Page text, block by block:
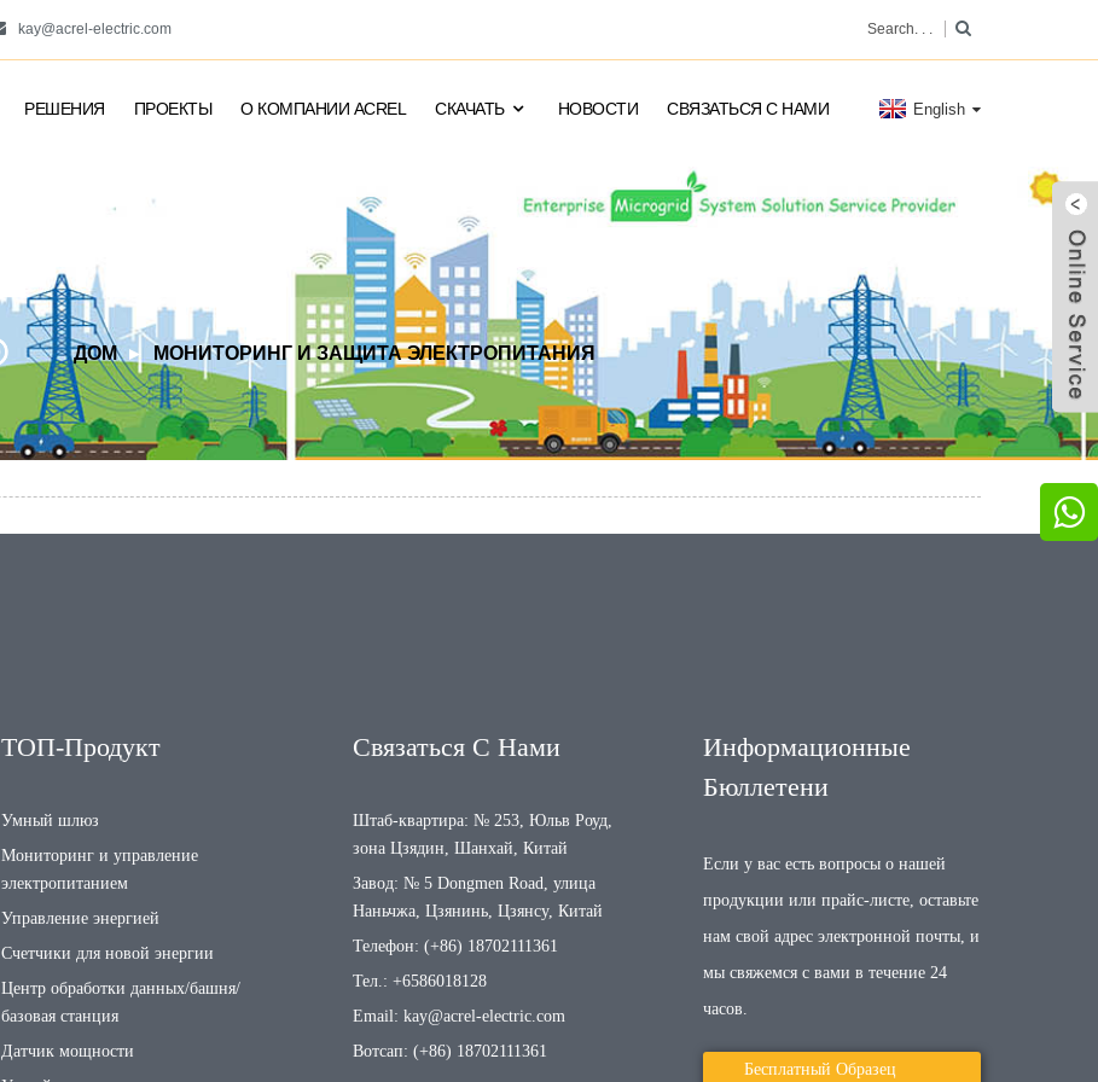
kay@acrel-electric.com
РЕШЕНИЯ ПРОЕКТЫ О КОМПАНИИ ACREL СКАЧАТЬ НОВОСТИ СВЯЗАТЬСЯ С НАМИ English
ДОМ МОНИТОРИНГ И ЗАЩИТА ЭЛЕКТРОПИТАНИЯ
ТОП-Продукт
Умный шлюз
Мониторинг и управление
электропитанием
Управление энергией
Счетчики для новой энергии
Центр обработки данных/башня/
базовая станция
Датчик мощности
Связаться С Нами
Штаб-квартира: № 253, Юльв Роуд,
зона Цзядин, Шанхай, Китай
Завод: № 5 Dongmen Road, улица
Наньчжа, Цзянинь, Цзянсу, Китай
Телефон: (+86) 18702111361
Тел.: +6586018128
Email: kay@acrel-electric.com
Вотсап: (+86) 18702111361
Информационные
Бюллетени
Если у вас есть вопросы о нашей
продукции или прайс-листе, оставьте
нам свой адрес электронной почты, и
мы свяжемся с вами в течение 24
часов.
Бесплатный Образец
